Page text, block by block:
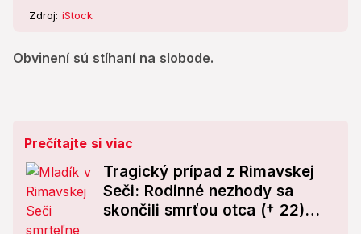
Zdroj: iStock
Obvinení sú stíhaní na slobode.
Prečítajte si viac
Tragický prípad z Rimavskej
Seči: Rodinné nezhody sa
skončili smrťou otca († 22)